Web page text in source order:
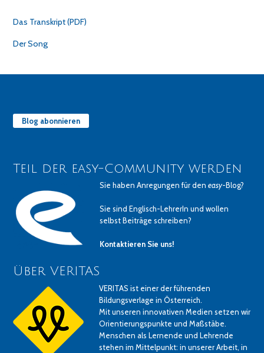
Das Transkript (PDF)
Der Song
Blog abonnieren
Teil der easy-Community werden
Sie haben Anregungen für deneasy-Blog?
Sie sind Englisch-LehrerIn und wollen
selbst Beiträge schreiben?
Kontaktieren Sie uns!
Über VERITAS
VERITAS ist einer der führenden
Bildungsverlage in Österreich.
Mit unseren innovativen Medien setzen wir
Orientierungspunkte und Maßstäbe.
Menschen als Lernende und Lehrende
stehen im Mittelpunkt: in unserer Arbeit, in